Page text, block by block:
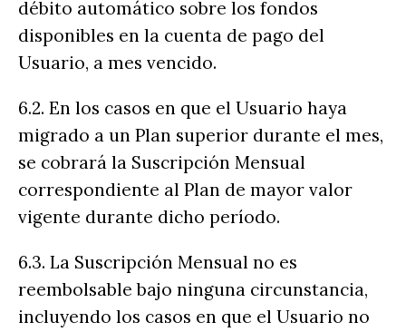
débito automático sobre los fondos
disponibles en la cuenta de pago del
Usuario, a mes vencido.
6.2. En los casos en que el Usuario haya
migrado a un Plan superior durante el mes,
se cobrará la Suscripción Mensual
correspondiente al Plan de mayor valor
vigente durante dicho período.
6.3. La Suscripción Mensual no es
reembolsable bajo ninguna circunstancia,
incluyendo los casos en que el Usuario no